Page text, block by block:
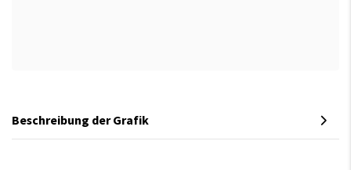
Beschreibung der Grafik